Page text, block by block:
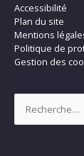
Accessibilité
Plan du site
Mentions
Politique de
Gestion des